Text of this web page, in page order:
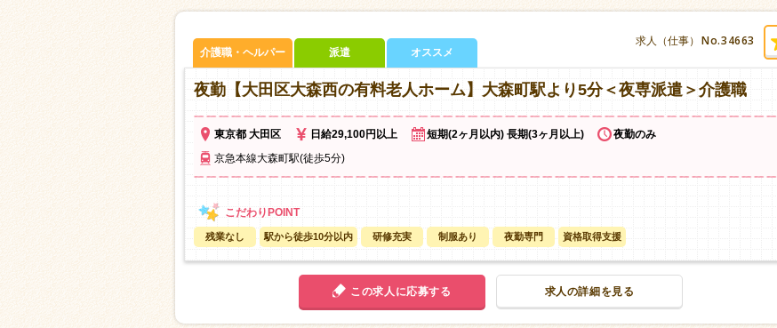
求人（仕事） No.34663
介護職・ヘルパー 派遣 オススメ
夜勤【大田区大森西の有料老人ホーム】大森町駅より5分＜夜専派遣＞介護職
東京都 大田区 日給29,100円以上 短期(2ヶ月以内) 長期(3ヶ月以上)
夜勤のみ
京急本線大森町駅(徒歩5分)
残業なし 駅から徒歩10分以内 研修充実 制服あり 夜勤専門 資格取得支援
この求人に応募する 求人の詳細を見る